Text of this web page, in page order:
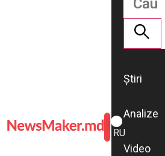
ROMÂNĂ
RU
Știri
Analize
Video